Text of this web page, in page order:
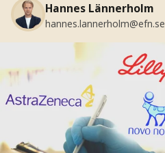
Hannes Lännerholm
hannes.lannerholm@efn.se